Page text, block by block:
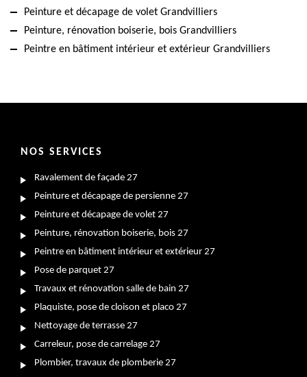
Peinture et décapage de volet Grandvilliers
Peinture, rénovation boiserie, bois Grandvilliers
Peintre en bâtiment intérieur et extérieur Grandvilliers
NOS SERVICES
Ravalement de façade 27
Peinture et décapage de persienne 27
Peinture et décapage de volet 27
Peinture, rénovation boiserie, bois 27
Peintre en bâtiment intérieur et extérieur 27
Pose de parquet 27
Travaux et rénovation salle de bain 27
Plaquiste, pose de cloison et placo 27
Nettoyage de terrasse 27
Carreleur, pose de carrelage 27
Plombier, travaux de plomberie 27